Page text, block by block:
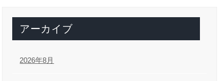
アーカイブ
2026年8月